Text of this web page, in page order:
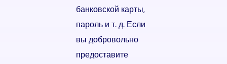
банковской карты,
пароль и т. д. Если
вы добровольно
предоставите